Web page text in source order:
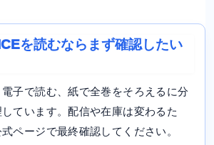
を読むならまず確認したい
子で読む、紙で全巻をそろえるに分
ています。配信や在庫は変わるた
ページで最終確認してください。